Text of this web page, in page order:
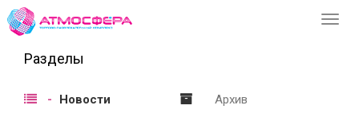
Разделы
Новости Архив